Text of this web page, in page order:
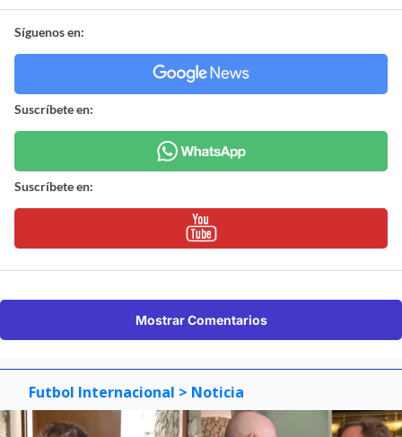
Síguenos en:
Suscríbete en:
Suscríbete en:
Mostrar Comentarios
Futbol Internacional > Noticia